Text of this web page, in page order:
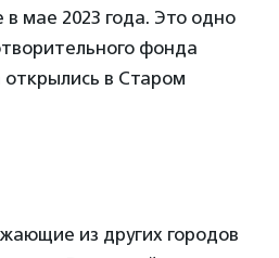
в мае 2023 года. Это одно
фонда
открылись в Старом
из других городов